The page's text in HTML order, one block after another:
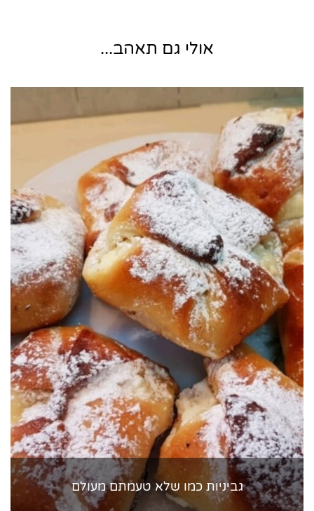
אולי גם תאהב...
גביניות כמו שלא טעמתם מעולם